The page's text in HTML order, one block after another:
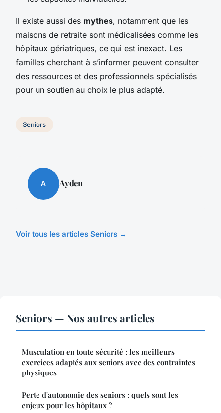
Il existe aussi des mythes, notamment que les
maisons de retraite sont médicalisées comme les
hôpitaux gériatriques, ce qui est inexact. Les
familles cherchant à s’informer peuvent consulter
des ressources et des professionnels spécialisés
pour un soutien au choix le plus adapté.
Seniors
A Ayden
Voir tous les articles Seniors →
Seniors — Nos autres articles
Musculation en toute sécurité : les meilleurs
exercices adaptés aux seniors avec des contraintes
physiques
Perte d'autonomie des seniors : quels sont les
enjeux pour les hôpitaux ?